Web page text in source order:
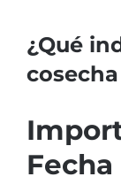
¿Qué
Fecha